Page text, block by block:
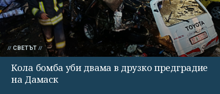
СВЕТЪТ
Кола бомба уби двама в друзко предградие
на Дамаск